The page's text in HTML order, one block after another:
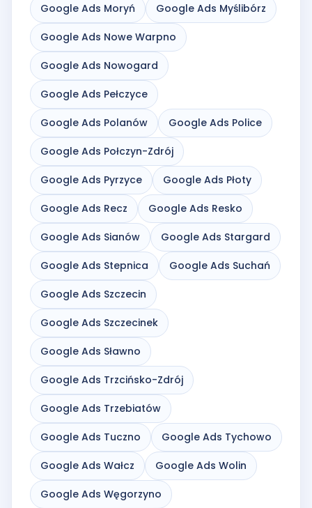
Google Ads Moryń Google Ads Myślibórz
Google Ads Nowe Warpno
Google Ads Nowogard
Google Ads Pełczyce
Google Ads Polanów Google Ads Police
Google Ads Połczyn-Zdrój
Google Ads Pyrzyce Google Ads Płoty
Google Ads Recz Google Ads Resko
Google Ads Sianów Google Ads Stargard
Google Ads Stepnica Google Ads Suchań
Google Ads Szczecin
Google Ads Szczecinek
Google Ads Sławno
Google Ads Trzcińsko-Zdrój
Google Ads Trzebiatów
Google Ads Tuczno Google Ads Tychowo
Google Ads Wałcz Google Ads Wolin
Google Ads Węgorzyno